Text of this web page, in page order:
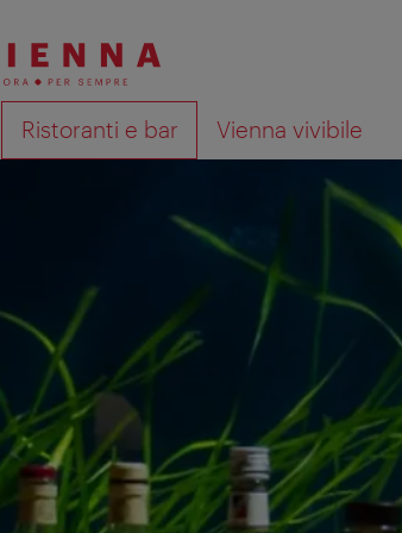
Ristoranti e bar Vienna vivibile
Mostra i risultati della ricerca sulla mappa